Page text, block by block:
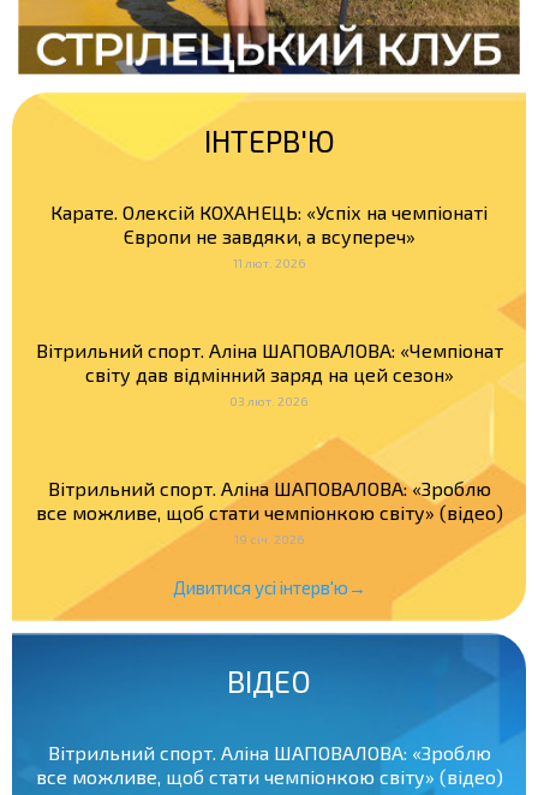
ІНТЕРВ'Ю
Карате. Олексій КОХАНЕЦЬ: «Успіх на чемпіонаті
Європи не завдяки, а всупереч»
11 лют. 2026
Вітрильний спорт. Аліна ШАПОВАЛОВА: «Чемпіонат
світу дав відмінний заряд на цей сезон»
03 лют. 2026
Вітрильний спорт. Аліна ШАПОВАЛОВА: «Зроблю
все можливе, щоб стати чемпіонкою світу» (відео)
19 січ. 2026
Дивитися усі інтерв'ю→
ВІДЕО
Вітрильний спорт. Аліна ШАПОВАЛОВА: «Зроблю
все можливе, щоб стати чемпіонкою світу» (відео)